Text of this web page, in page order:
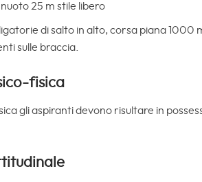
25 m stile libero
di salto in alto, corsa piana 1000
sulle braccia.
fisica
gli aspiranti devono risultare in